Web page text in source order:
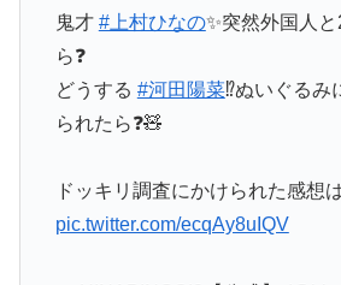
鬼才 #上村ひなの✨突然外国人
ら❓
どうする #河田陽菜⁉️ぬいぐるみ
られたら❓🧸
ドッキリ調査にかけられた感想は
pic.twitter.com/ecqAy8uIQV